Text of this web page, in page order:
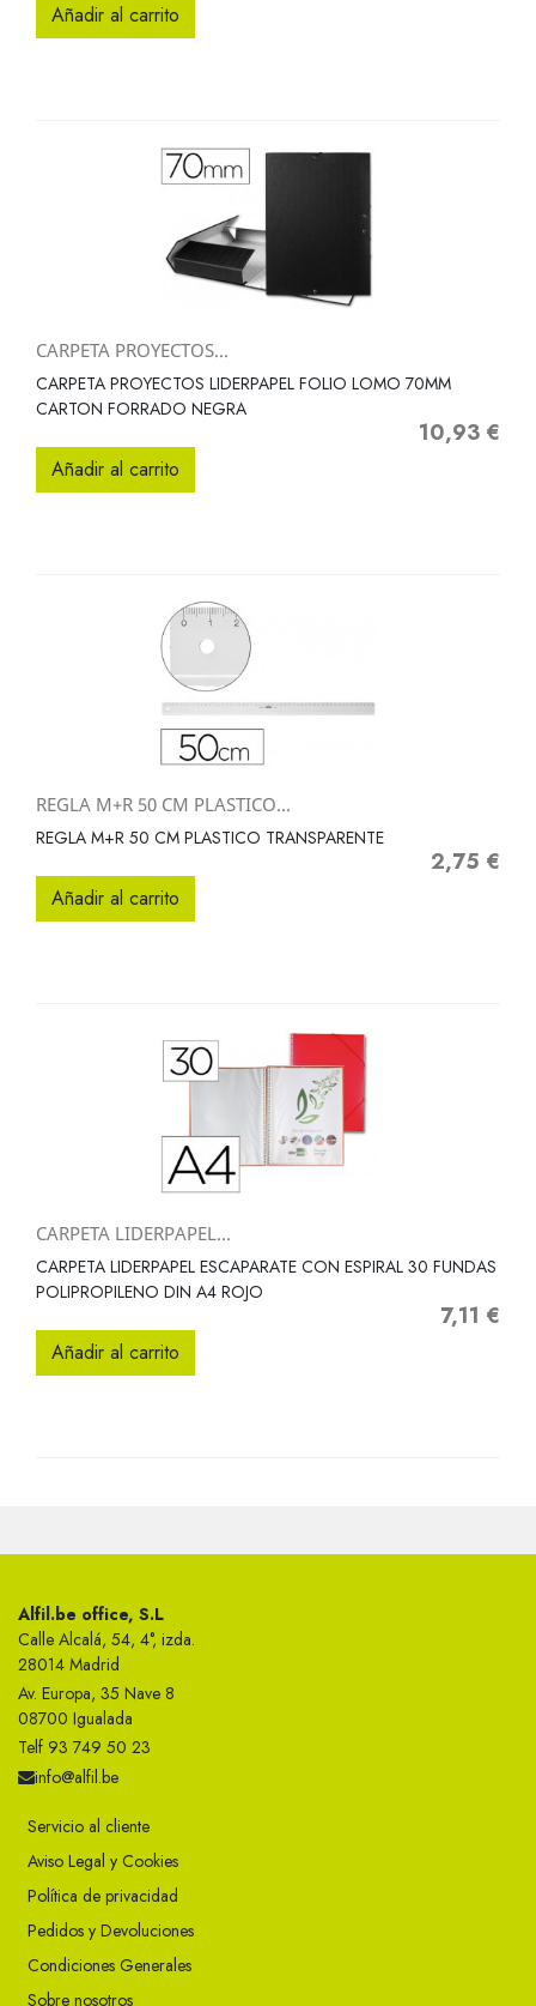
Añadir al carrito
CARPETA PROYECTOS...
CARPETA PROYECTOS LIDERPAPEL FOLIO LOMO 70MM
CARTON FORRADO NEGRA
Precio
10,93 €
Añadir al carrito
REGLA M+R 50 CM PLASTICO...
REGLA M+R 50 CM PLASTICO TRANSPARENTE
Precio
2,75 €
Añadir al carrito
CARPETA LIDERPAPEL...
CARPETA LIDERPAPEL ESCAPARATE CON ESPIRAL 30 FUNDAS
POLIPROPILENO DIN A4 ROJO
Precio
7,11 €
Añadir al carrito
Alfil.be office, S.L
Calle Alcalá, 54, 4°, izda.
28014 Madrid
Av. Europa, 35 Nave 8
08700 Igualada
Telf 93 749 50 23
info@alfil.be
Servicio al cliente
Aviso Legal y Cookies
Política de privacidad
Pedidos y Devoluciones
Condiciones Generales
Sobre nosotros